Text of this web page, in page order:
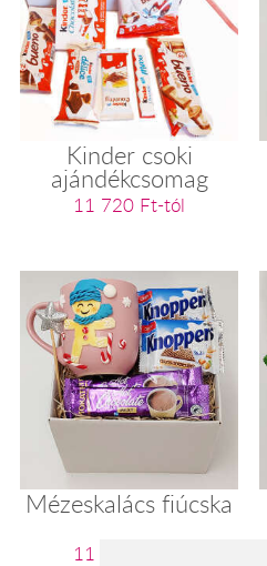
Kinder csoki
ajándékcsomag
11 720 Ft-tól
Mézeskalács fiúcska
11 760 Ft-tól